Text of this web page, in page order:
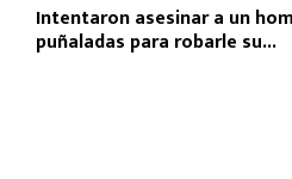
Intentaron asesinar a un
puñaladas para robarle su...